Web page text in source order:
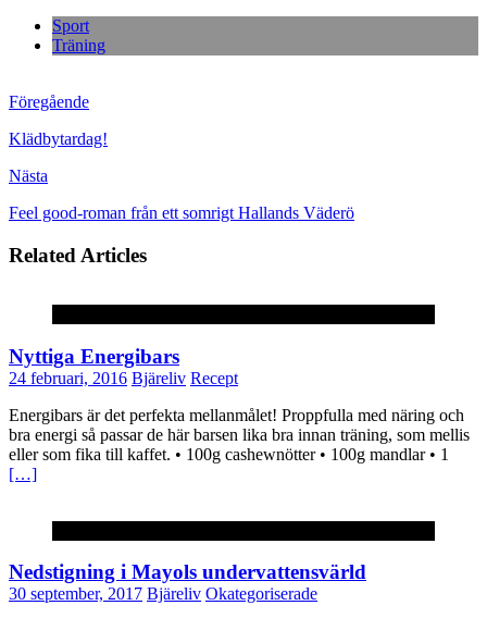
Sport
Träning
Föregående
Klädbytardag!
Nästa
Feel good-roman från ett somrigt Hallands Väderö
Related Articles
Nyttiga Energibars
24 februari, 2016 Bjäreliv Recept
Energibars är det perfekta mellanmålet! Proppfulla med näring och
bra energi så passar de här barsen lika bra innan träning, som mellis
eller som fika till kaffet. • 100g cashewnötter • 100g mandlar • 1
[…]
Nedstigning i Mayols undervattensvärld
30 september, 2017 Bjäreliv Okategoriserade